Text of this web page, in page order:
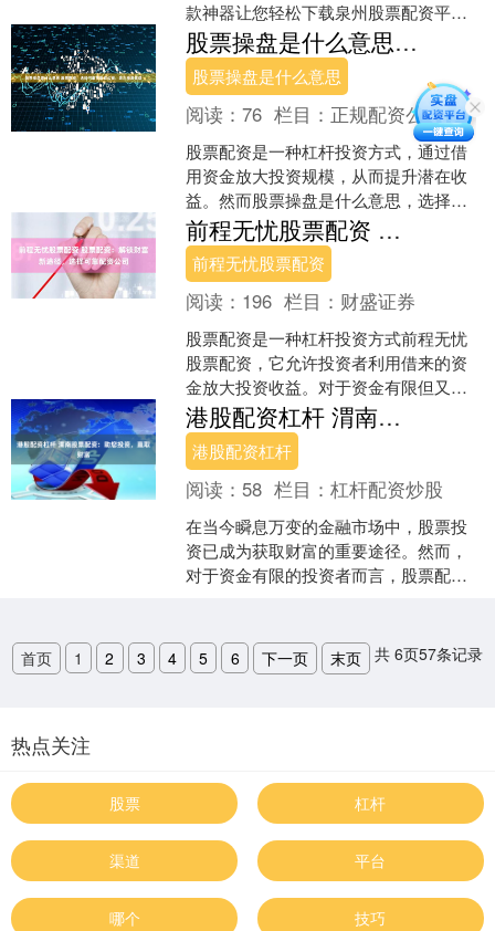
款神器让您轻松下载泉州股票配资平
台，为您提供所需的工具和资源，助您
在股票市场中大展身手。 期....
股票操盘是什么意思 股票配资：选择可靠的配资公司，助力投资收益
股票操盘是什么意思
阅读：76 栏目： 正规配资公司
股票配资是一种杠杆投资方式，通过借
用资金放大投资规模，从而提升潜在收
益。然而股票操盘是什么意思，选择可
靠的配资公司至关重要，以确保投资安
全和收益最大化。 * *....
前程无忧股票配资 股票配资：解锁财富新途径，选择可靠配资公司
前程无忧股票配资
阅读： 196 栏目： 财盛证券
股票配资是一种杠杆投资方式前程无忧
股票配资，它允许投资者利用借来的资
金放大投资收益。对于资金有限但又渴
望获得更高回报的投资者来说，这是一
个有吸引力的选择。 * ....
港股配资杠杆 渭南股票配资：助您投资，赢取财富
港股配资杠杆
阅读： 58 栏目：杠杆配资炒股
在当今瞬息万变的金融市场中，股票投
资已成为获取财富的重要途径。然而，
对于资金有限的投资者而言，股票配资
首页 1 2 3 4 5 6 下一页 末页 共6页57条记录
热点关注
股票 杠杆
渠道 平台
哪个 技巧